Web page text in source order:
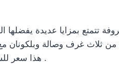
بمزايا عديدة يفضلها
من ثلاث غرف وصالة وبلكونان
هذا سعر للشقة مع الفرش .